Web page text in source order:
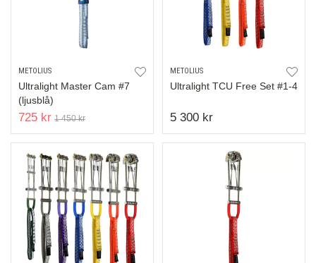
METOLIUS
Ultralight Master Cam #7
(ljusblå)
725 kr 1 450 kr
METOLIUS
Ultralight TCU Free Set #1-4
5 300 kr